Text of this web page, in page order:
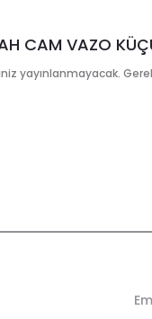
CAM VAZO
yayınlanmayacak.